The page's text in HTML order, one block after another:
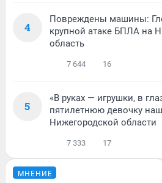
4
Повреждены машины:
крупной атаке БПЛА на
область
7 644 16
5
«В руках — игрушки, в
пятилетнюю девочку
Нижегородской области
7 333 17
МНЕНИЕ